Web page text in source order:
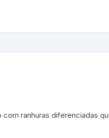
ranhuras diferenciadas